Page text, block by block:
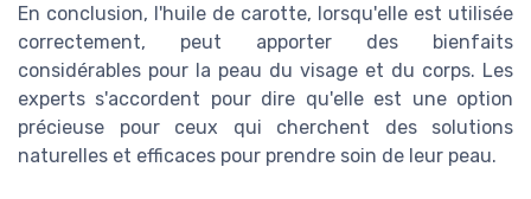
En conclusion, l'huile de carotte, lorsqu'elle est utilisée
correctement, peut apporter des bienfaits
considérables pour la peau du visage et du corps. Les
experts s'accordent pour dire qu'elle est une option
précieuse pour ceux qui cherchent des solutions
naturelles et efficaces pour prendre soin de leur peau.